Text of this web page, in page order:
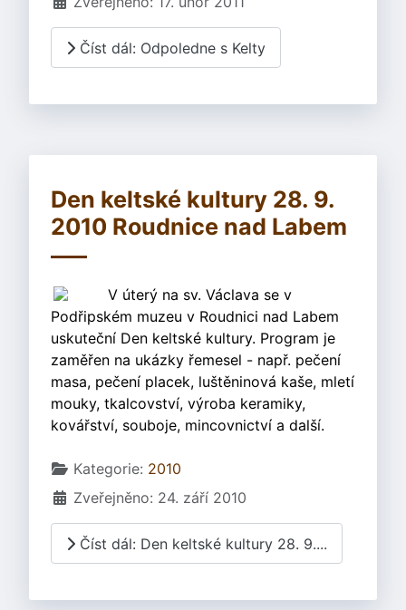
Číst dál: Odpoledne s Kelty
Den keltské kultury 28. 9.
2010 Roudnice nad Labem
V úterý na sv. Václava se v
Podřipském muzeu v Roudnici nad Labem
uskuteční Den keltské kultury. Program je
zaměřen na ukázky řemesel - např. pečení
masa, pečení placek, luštěninová kaše, mletí
mouky, tkalcovství, výroba keramiky,
kovářství, souboje, mincovnictví a další.
Základní údaje
Kategorie: 2010
Zveřejněno: 24. září 2010
Číst dál: Den keltské kultury 28. 9....